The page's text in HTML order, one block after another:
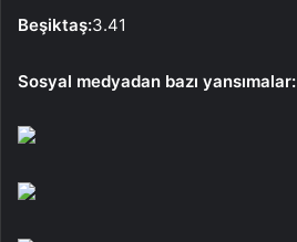
Beşiktaş:3.41
Sosyal medyadan bazı yansımalar: